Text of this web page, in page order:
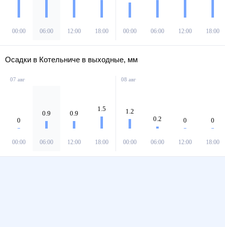
00:00 06:00 12:00 18:00 00:00 06:00 12:00 18:00
Осадки в Котельниче в выходные, мм
07 авг
0
00:00
0.9
06:00
0.9
12:00
1.5
18:00
08 авг
1.2
00:00
0.2
06:00
0
12:00
0
18:00